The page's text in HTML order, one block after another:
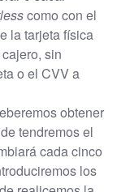
como con el
la tarjeta física
sin
o el CVV a
obtener
tendremos el
cada cinco
los